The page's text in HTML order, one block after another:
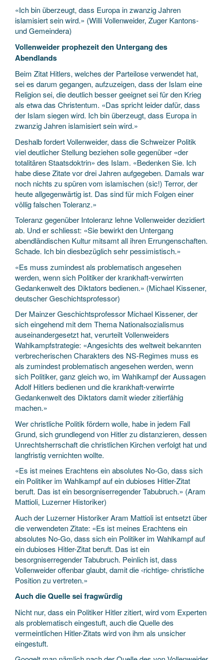
«Ich bin überzeugt, dass Europa in zwanzig Jahren
islamisiert sein wird.» (Willi Vollenweider, Zuger Kantons-
und Gemeindera)
Vollenweider prophezeit den Untergang des
Abendlands
Beim Zitat Hitlers, welches der Parteilose verwendet hat,
sei es darum gegangen, aufzuzeigen, dass der Islam eine
Religion sei, die deutlich besser geeignet sei für den Krieg
als etwa das Christentum. «Das spricht leider dafür, dass
der Islam siegen wird. Ich bin überzeugt, dass Europa in
zwanzig Jahren islamisiert sein wird.»
Deshalb fordert Vollenweider, dass die Schweizer Politik
viel deutlicher Stellung beziehen solle gegenüber «der
totalitären Staatsdoktrin» des Islam. «Bedenken Sie. Ich
habe diese Zitate vor drei Jahren aufgegeben. Damals war
noch nichts zu spüren vom islamischen (sic!) Terror, der
heute allgegenwärtig ist. Das sind für mich Folgen einer
völlig falschen Toleranz.»
Toleranz gegenüber Intoleranz lehne Vollenweider dezidiert
ab. Und er schliesst: «Sie bewirkt den Untergang
abendländischen Kultur mitsamt all ihren Errungenschaften.
Schade. Ich bin diesbezüglich sehr pessimistisch.»
«Es muss zumindest als problematisch angesehen
werden, wenn sich Politiker der krankhaft-verwirrten
Gedankenwelt des Diktators bedienen.» (Michael Kissener,
deutscher Geschichtsprofessor)
Der Mainzer Geschichtsprofessor Michael Kissener, der
sich eingehend mit dem Thema Nationalsozialismus
auseinandergesetzt hat, verurteilt Vollenweiders
Wahlkampfstrategie: «Angesichts des weltweit bekannten
verbrecherischen Charakters des NS-Regimes muss es
als zumindest problematisch angesehen werden, wenn
sich Politiker, ganz gleich wo, im Wahlkampf der Aussagen
Adolf Hitlers bedienen und die krankhaft-verwirrte
Gedankenwelt des Diktators damit wieder zitierfähig
machen.»
Wer christliche Politik fördern wolle, habe in jedem Fall
Grund, sich grundlegend von Hitler zu distanzieren, dessen
Unrechtsherrschaft die christlichen Kirchen verfolgt hat und
langfristig vernichten wollte.
«Es ist meines Erachtens ein absolutes No-Go, dass sich
ein Politiker im Wahlkampf auf ein dubioses Hitler-Zitat
beruft. Das ist ein besorgniserregender Tabubruch.» (Aram
Mattioli, Luzerner Historiker)
Auch der Luzerner Historiker Aram Mattioli ist entsetzt über
die verwendeten Zitate: «Es ist meines Erachtens ein
absolutes No-Go, dass sich ein Politiker im Wahlkampf auf
ein dubioses Hitler-Zitat beruft. Das ist ein
besorgniserregender Tabubruch. Peinlich ist, dass
Vollenweider offenbar glaubt, damit die ‹richtige› christliche
Position zu vertreten.»
Auch die Quelle sei fragwürdig
Nicht nur, dass ein Politiker Hitler zitiert, wird vom Experten
als problematisch eingestuft, auch die Quelle des
vermeintlichen Hitler-Zitats wird von ihm als unsicher
eingestuft.